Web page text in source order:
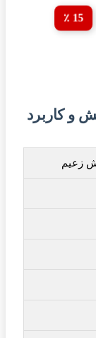
15 ٪
و کاربرد
زعیم